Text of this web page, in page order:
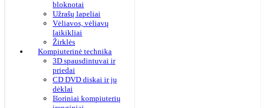
bloknotai
Užrašų lapeliai
Vėliavos, vėliavų
laikikliai
Žirklės
Kompiuterinė technika
3D spausdintuvai ir
priedai
CD DVD diskai ir jų
dėklai
Išoriniai kompiuterių